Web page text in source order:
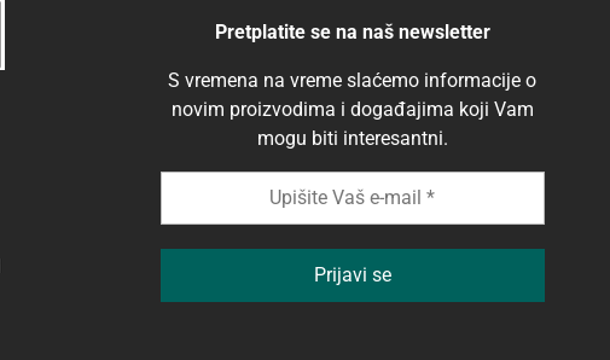
Pretplatite se na naš newsletter
S vremena na vreme slaćemo informacije o
novim proizvodima i događajima koji Vam
mogu biti interesantni.